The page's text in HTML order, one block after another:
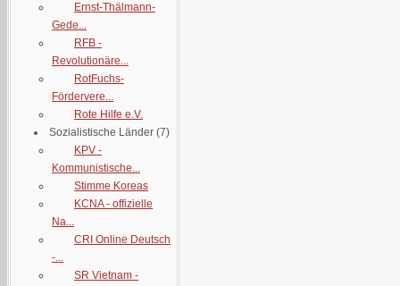
Ernst-Thälmann-
Gede...
RFB -
Revolutionäre...
RotFuchs-
Fördervere...
Rote Hilfe e.V.
Sozialistische Länder (7)
KPV -
Kommunistische...
Stimme Koreas
KCNA - offizielle
Na...
CRI Online Deutsch
-...
SR Vietnam -